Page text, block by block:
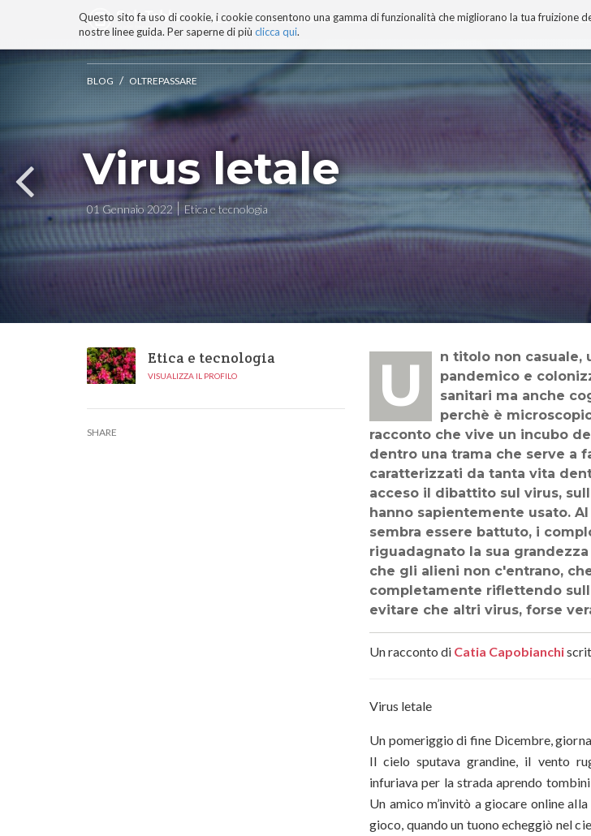
Questo sito fa uso di cookie, i cookie consentono una gamma di funzionalità che migliorano la tua
nostre linee guida. Per saperne di più clicca qui.
BLOG TECNOCONSAPEVOLEZZA TECNOBIBLIOGRAFIA I MIEI LIBRI
ai
contenuti.
|
Salta
alla
navigazione
BLOG / OLTREPASSARE
Virus letale
01 Gennaio 2022 Etica e tecnologia
Etica e tecnologia
VISUALIZZA IL PROFILO
SHARE
Un titolo non casuale, una storia inverosimile ma neppure tanto, visto il contesto
pandemico e
sanitari ma anche
perchè è
racconto che vive un incubo
dentro una trama che serve a
caratterizzati da tanta vita
acceso il dibattito sul virus,
hanno sapientemente usato.
sembra essere battuto, i
riguadagnato la sua
che gli alieni non c'entrano,
completamente riflettendo
evitare che altri virus, forse
Un racconto di Catia Capobianchi
Virus letale
Un pomeriggio di fine Dicembre,
Il cielo sputava grandine, il vento
infuriava per la strada aprendo
Un amico m’invitò a giocare online
gioco, quando un tuono echeggiò nel